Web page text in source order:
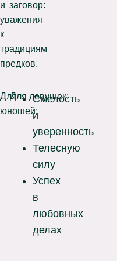
и
уважения
к
традициям
предков.
заговор:
Для
юношей:
Смелость
и
уверенность
Телесную
силу
Успех
в
любовных
делах
Для девушек: